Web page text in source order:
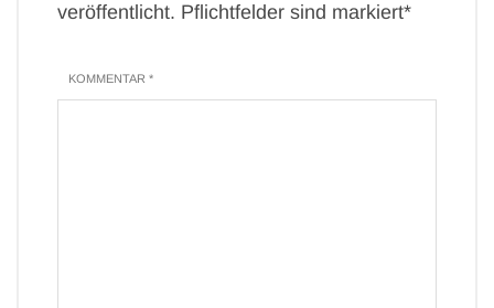
veröffentlicht. Pflichtfelder sind markiert*
KOMMENTAR *